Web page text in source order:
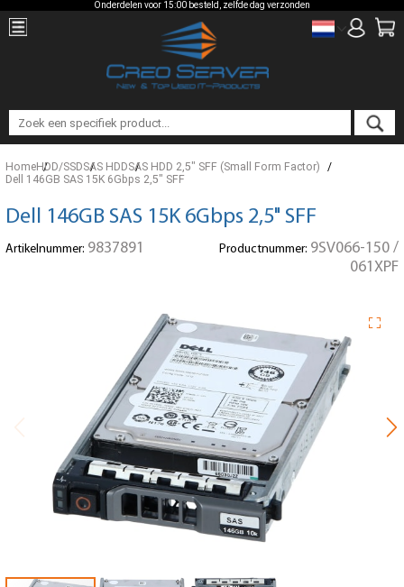
Onderdelen voor 15:00 besteld, zelfde dag verzonden
HomeHDD/SSDSAS HDDSAS HDD 2,5" SFF (Small Form Factor)
Dell 146GB SAS 15K 6Gbps 2,5" SFF
Dell 146GB SAS 15K 6Gbps 2,5" SFF
Artikelnummer: 9837891 Productnummer: 9SV066-150 /
061XPF